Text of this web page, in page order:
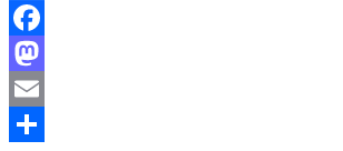
Facebook
Mastodon
Email